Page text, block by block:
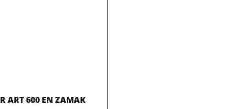
ART 600 EN ZAMAK